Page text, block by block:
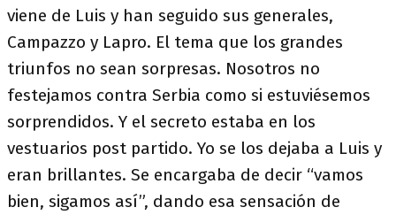
viene de Luis y han seguido sus generales,
Campazzo y Lapro. El tema que los grandes
triunfos no sean sorpresas. Nosotros no
festejamos contra Serbia como si estuviésemos
sorprendidos. Y el secreto estaba en los
vestuarios post partido. Yo se los dejaba a Luis y
eran brillantes. Se encargaba de decir “vamos
bien, sigamos así”, dando esa sensación de